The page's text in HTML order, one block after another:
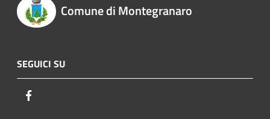
Comune di Montegranaro
SEGUICI SU